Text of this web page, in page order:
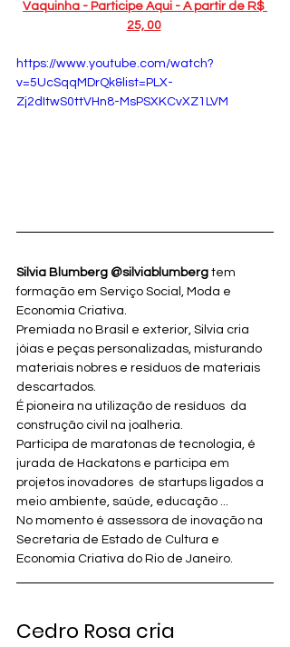
Vaquinha - Participe Aqui - A partir de R$
25, 00
https://www.youtube.com/watch?
v=5UcSqqMDrQk&list=PLX-
Zj2dItwS0ttVHn8-MsPSXKCvXZ1LVM
Silvia Blumberg @silviablumberg tem
formação em Serviço Social, Moda e
Economia Criativa.
Premiada no Brasil e exterior, Silvia cria
jóias e peças personalizadas, misturando
materiais nobres e resíduos de materiais
descartados.
É pioneira na utilização de resíduos  da
construção civil na joalheria.
Participa de maratonas de tecnologia, é
jurada de Hackatons e participa em
projetos inovadores  de startups ligados a
meio ambiente, saúde, educação ...
No momento é assessora de inovação na
Secretaria de Estado de Cultura e
Economia Criativa do Rio de Janeiro.
Cedro Rosa cria